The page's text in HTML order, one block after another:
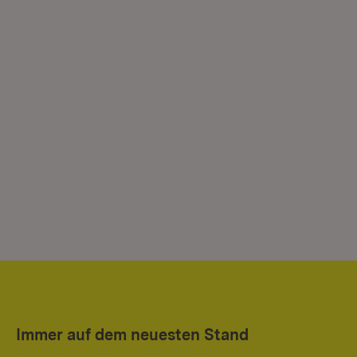
Immer auf dem neuesten Stand